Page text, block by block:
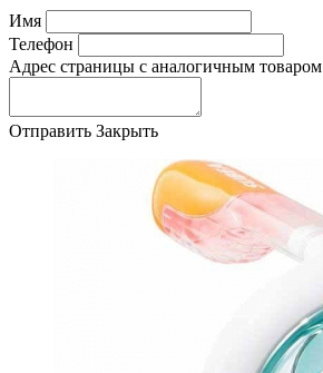
Имя
Телефон
Адрес страницы с аналогичным товаром
Отправить Закрыть